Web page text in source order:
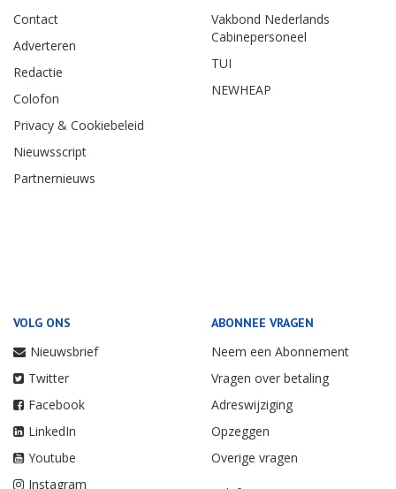
Contact
Adverteren
Redactie
Colofon
Privacy & Cookiebeleid
Nieuwsscript
Partnernieuws
Vakbond Nederlands
Cabinepersoneel
TUI
NEWHEAP
VOLG ONS
Nieuwsbrief
Twitter
Facebook
LinkedIn
Youtube
Instagram
ABONNEE VRAGEN
Neem een Abonnement
Vragen over betaling
Adreswijziging
Opzeggen
Overige vragen